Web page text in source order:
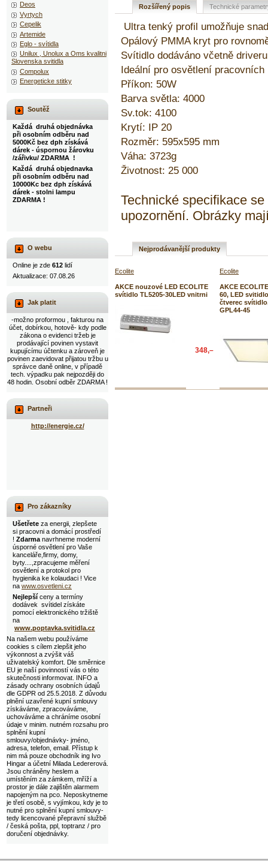
Rozšířený popis Technické
Ultra tenký profil umožňuje
Opálový PMMA kryt pro
Svítidlo dodáváno včetně driveru
Ideální pro osvětlení
Příkon: 50W
Barva světla: 4000
Sv.tok: 4100
Krytí: IP 20
Rozměr: 595x595 mm
Váha: 3723g
Životnost: 25 000
Technické specifikace
upozornění. Obrázky
Nejprodávanější produkty
Ecolite
AKCE nouzové LED ECOLITE
svítidlo TL5205-30LED vnitrni
348,–
Ecolite
AKCE
60, LED
čtverec
GPL44-45
Deos
Vyrtych
Cepelik
Artemide
Eglo - svítidla
Unilux , Unolux a Oms kvalitni
Slovenska svitidla
Compolux
Energeticke stitky
Soutěž
Každá druhá objednávka
při osobním odběru nad
5000Kč bez dph získává
dárek - úspornou žárovku
/zářivku/ ZDARMA !
Každá druhá objednavka
při osobním odběru nad
10000Kc bez dph získává
dárek - stolni lampu
ZDARMA !
O webu
Online je zde 612 lidí
Aktualizace: 07.08.26
Jak platit
-možno proformou , fakturou na
účet, dobírkou, hotově- kdy podle
zákona o evidenci tržeb je
prodávající povinen vystavit
kupujícímu účtenku a zároveň je
povinen zaevidovat přijatou tržbu u
správce daně online, v případě
tech. výpadku pak nejpozději do
48 hodin. Osobní odběr ZDARMA !
Partneři
http://energie.cz/
Pro zákazníky
Ušetřete za energii, zlepšete
si pracovni a domácí prostředí
! Zdarma navrhneme moderní
úsporné osvětlení pro Vaše
kanceláře,firmy, domy,
byty....,zpracujeme měření
osvětlení a protokol pro
hygienika ke kolaudaci ! Vice
na www.osvetleni.cz
Nejlepší ceny a termíny
dodávek svítidel získáte
pomocí elektronického tržiště
na
www.poptavka.svitidla.cz
Na našem webu používáme
cookies s cílem zlepšit jeho
výkonnost a zvýšit váš
uživatelský komfort. Dle směrnice
EU je naší povinností vás o této
skutečnosti informovat. INFO a
zásady ochrany osobních údajů
dle GDPR od 25.5.2018. Z důvodu
plnění uzavřené kupní smlouvy
získáváme, zpracováváme,
uchováváme a chráníme osobní
údaje v minim. nutném rozsahu pro
splnění kupní
smlouvy/objednávky- jméno,
adresa, telefon, email. Přístup k
nim má pouze obchodník ing Ivo
Hingar a účetní Milada Ledererová.
Jsou chráněny heslem a
umístěním za zámkem, mříží a
prostor je dále zajištěn alarmem
napojeným na pco. Neposkytneme
je třetí osobě, s vyjímkou, kdy je to
nutné pro splnění kupní smlouvy-
tedy licencované přepravní službě
/ česká pošta, ppl, toptranz / pro
doručení objednávky.